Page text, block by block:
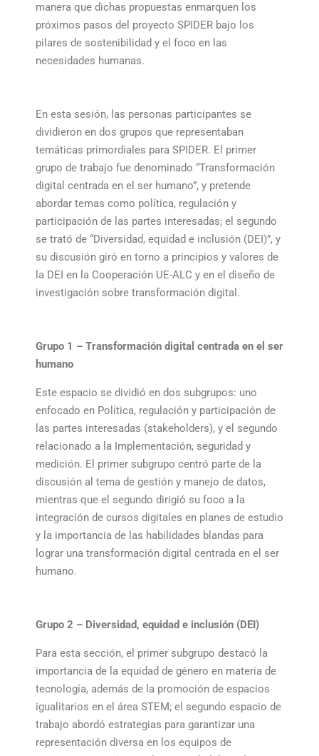
manera que dichas propuestas enmarquen los
próximos pasos del proyecto SPIDER bajo los
pilares de sostenibilidad y el foco en las
necesidades humanas.
En esta sesión, las personas participantes se
dividieron en dos grupos que representaban
temáticas primordiales para SPIDER. El primer
grupo de trabajo fue denominado “Transformación
digital centrada en el ser humano”, y pretende
abordar temas como política, regulación y
participación de las partes interesadas; el segundo
se trató de “Diversidad, equidad e inclusión (DEI)”, y
su discusión giró en torno a principios y valores de
la DEI en la Cooperación UE-ALC y en el diseño de
investigación sobre transformación digital.
Grupo 1 – Transformación digital centrada en el ser
humano
Este espacio se dividió en dos subgrupos: uno
enfocado en Política, regulación y participación de
las partes interesadas (stakeholders), y el segundo
relacionado a la Implementación, seguridad y
medición. El primer subgrupo centró parte de la
discusión al tema de gestión y manejo de datos,
mientras que el segundo dirigió su foco a la
integración de cursos digitales en planes de estudio
y la importancia de las habilidades blandas para
lograr una transformación digital centrada en el ser
humano.
Grupo 2 – Diversidad, equidad e inclusión (DEI)
Para esta sección, el primer subgrupo destacó la
importancia de la equidad de género en materia de
tecnología, además de la promoción de espacios
igualitarios en el área STEM; el segundo espacio de
trabajo abordó estrategias para garantizar una
representación diversa en los equipos de